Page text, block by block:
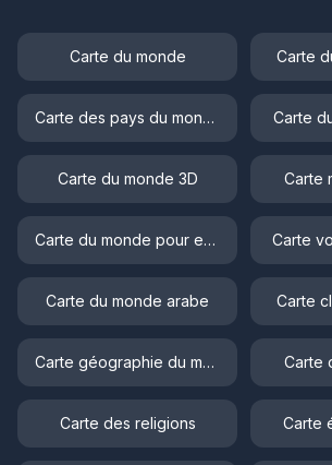
Carte du monde Carte
Carte des pays du monde Carte
Carte du monde 3D Carte
Carte du monde pour enfant Carte
Carte du monde arabe Carte
Carte géographie du monde Carte
Carte des religions Carte